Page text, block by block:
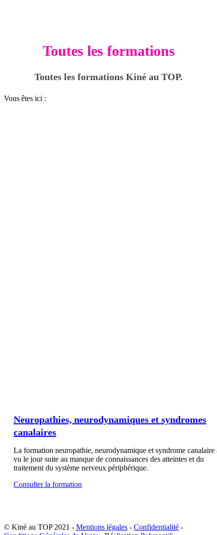
Toutes les formations
Toutes les formations Kiné au TOP.
Vous êtes ici :
Neuropathies, neurodynamiques et syndromes
canalaires
La formation neuropathie, neurodynamique et syndrome canalaire
vu le jour suite au manque de connaissances des atteintes et du
traitement du système nerveux périphérique.
Consulter la formation
© Kiné au TOP 2021 - Mentions légales - Confidentialité -